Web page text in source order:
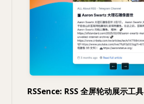
RSSence: RSS 全屏轮动展示工具